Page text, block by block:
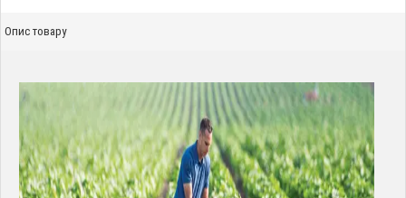
Опис товару